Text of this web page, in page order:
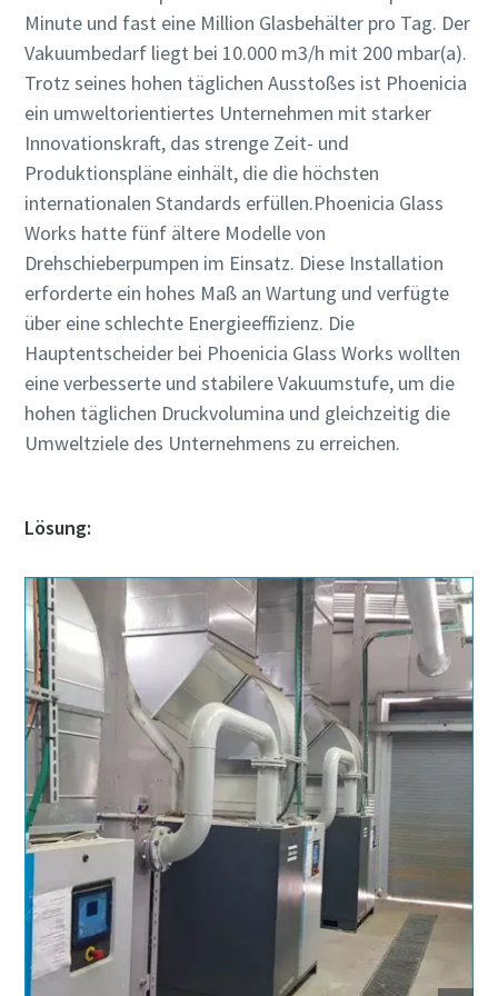
Minute und fast eine Million Glasbehälter pro Tag. Der
Vakuumbedarf liegt bei 10.000 m3/h mit 200 mbar(a).
Trotz seines hohen täglichen Ausstoßes ist Phoenicia
ein umweltorientiertes Unternehmen mit starker
Innovationskraft, das strenge Zeit- und
Produktionspläne einhält, die die höchsten
internationalen Standards erfüllen.Phoenicia Glass
Works hatte fünf ältere Modelle von
Drehschieberpumpen im Einsatz. Diese Installation
erforderte ein hohes Maß an Wartung und verfügte
über eine schlechte Energieeffizienz. Die
Hauptentscheider bei Phoenicia Glass Works wollten
eine verbesserte und stabilere Vakuumstufe, um die
hohen täglichen Druckvolumina und gleichzeitig die
Umweltziele des Unternehmens zu erreichen.
Lösung:
Veranstaltungen und
Sonderaktionen von Atlas
Copco Vacuum zu erhalten.
Senden
Anti-Roboter-Verifizierung
Hier klicken
Veranstaltungen und
Sonderaktionen von Atlas
Copco Vacuum zu erhalten.
Senden
Anti-Roboter-Verifizierung
Hier klicken
Veranstaltungen und
Sonderaktionen von Atlas
Copco Vacuum zu erhalten.
Senden
Anti-Roboter-Verifizierung
Hier klicken
Veranstaltungen und
Sonderaktionen von Atlas
Copco Vacuum zu erhalten.
Senden
Anti-Roboter-Verifizierung
Hier klicken